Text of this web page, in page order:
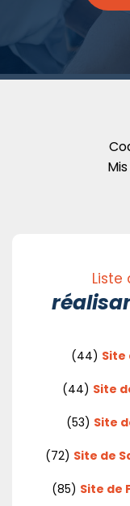
Liste
(44) Site
(44) Site
(53) Site
(72) Site de
(85) Site de